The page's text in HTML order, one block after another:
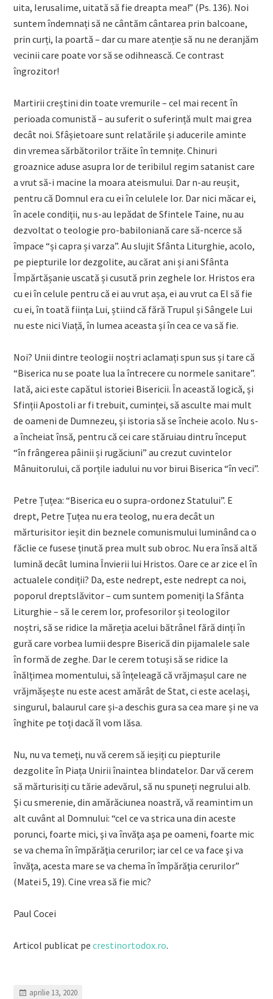
uita, Ierusalime, uitată să fie dreapta mea!” (Ps. 136). Noi
suntem îndemnați să ne cântăm cântarea prin balcoane,
prin curți, la poartă – dar cu mare atenție să nu ne deranjăm
vecinii care poate vor să se odihnească. Ce contrast
îngrozitor!
Martirii creștini din toate vremurile – cel mai recent în
perioada comunistă – au suferit o suferință mult mai grea
decât noi. Sfâșietoare sunt relatările și aducerile aminte
din vremea sărbătorilor trăite în temnițe. Chinuri
groaznice aduse asupra lor de teribilul regim satanist care
a vrut să-i macine la moara ateismului. Dar n-au reușit,
pentru că Domnul era cu ei în celulele lor. Dar nici măcar ei,
în acele condiții, nu s-au lepădat de Sfintele Taine, nu au
dezvoltat o teologie pro-babiloniană care să-ncerce să
împace “și capra și varza”. Au slujit Sfânta Liturghie, acolo,
pe piepturile lor dezgolite, au cărat ani și ani Sfânta
Împărtășanie uscată și cusută prin zeghele lor. Hristos era
cu ei în celule pentru că ei au vrut așa, ei au vrut ca El să fie
cu ei, în toată ființa Lui, știind că fără Trupul și Sângele Lui
nu este nici Viață, în lumea aceasta și în cea ce va să fie.
Noi? Unii dintre teologii noștri aclamați spun sus și tare că
“Biserica nu se poate lua la întrecere cu normele sanitare”.
Iată, aici este capătul istoriei Bisericii. În această logică, și
Sfinții Apostoli ar fi trebuit, cuminței, să asculte mai mult
de oameni de Dumnezeu, și istoria să se încheie acolo. Nu s-
a încheiat însă, pentru că cei care stăruiau dintru început
“în frângerea pâinii și rugăciuni” au crezut cuvintelor
Mânuitorului, că porțile iadului nu vor birui Biserica “în veci”.
Petre Țuțea: “Biserica eu o supra-ordonez Statului”. E
drept, Petre Țuțea nu era teolog, nu era decât un
mărturisitor ieșit din beznele comunismului luminând ca o
făclie ce fusese ținută prea mult sub obroc. Nu era însă altă
lumină decât lumina Învierii lui Hristos. Oare ce ar zice el în
actualele condiții? Da, este nedrept, este nedrept ca noi,
poporul dreptslăvitor – cum suntem pomeniți la Sfânta
Liturghie – să le cerem lor, profesorilor și teologilor
noștri, să se ridice la măreția acelui bătrânel fără dinți în
gură care vorbea lumii despre Biserică din pijamalele sale
în formă de zeghe. Dar le cerem totuși să se ridice la
înălțimea momentului, să înțeleagă că vrăjmașul care ne
vrăjmășește nu este acest amărât de Stat, ci este același,
singurul, balaurul care și-a deschis gura sa cea mare și ne va
înghite pe toți dacă îl vom lăsa.
Nu, nu va temeți, nu vă cerem să ieșiți cu piepturile
dezgolite în Piața Unirii înaintea blindatelor. Dar vă cerem
să mărturisiți cu tărie adevărul, să nu spuneți negrului alb.
Și cu smerenie, din amărăciunea noastră, vă reamintim un
alt cuvânt al Domnului: “cel ce va strica una din aceste
porunci, foarte mici, şi va învăţa aşa pe oameni, foarte mic
se va chema în împărăţia cerurilor; iar cel ce va face şi va
învăţa, acesta mare se va chema în împărăţia cerurilor”
(Matei 5, 19). Cine vrea să fie mic?
Paul Cocei
Articol publicat pecrestinortodox.ro.
aprilie 13, 2020